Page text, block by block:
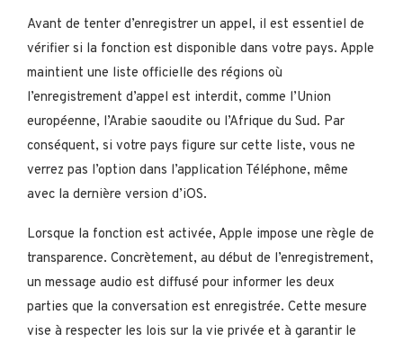
Avant de tenter d’enregistrer un appel, il est essentiel de
vérifier si la fonction est disponible dans votre pays. Apple
maintient une liste officielle des régions où
l’enregistrement d’appel est interdit, comme l’Union
européenne, l’Arabie saoudite ou l’Afrique du Sud. Par
conséquent, si votre pays figure sur cette liste, vous ne
verrez pas l’option dans l’application Téléphone, même
avec la dernière version d’iOS.
Lorsque la fonction est activée, Apple impose une règle de
transparence. Concrètement, au début de l’enregistrement,
un message audio est diffusé pour informer les deux
parties que la conversation est enregistrée. Cette mesure
vise à respecter les lois sur la vie privée et à garantir le